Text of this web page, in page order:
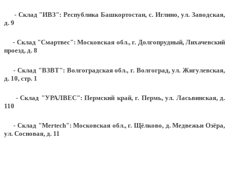
- Склад "ИВЗ": Республика Башкортостан, с. Иглино, ул. Заводская,
д. 9
- Склад "Смартвес":Московская обл., г. Долгопрудный, Лихачевский
проезд, д. 8
- Склад "ВЗВТ": Волгоградская обл., г. Волгоград, ул. Жигулевская,
д. 10, стр. 1
- Склад "УРАЛВЕС": Пермский край, г. Пермь, ул. Ласьвинская, д.
110
- Склад "Mertech": Московская обл., г. Щёлково, д. Медвежьи Озёра,
ул. Сосновая, д. 11